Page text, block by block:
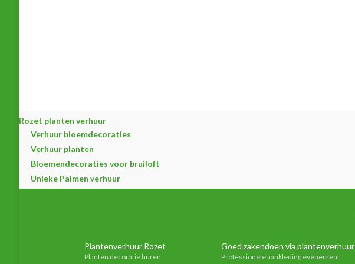
Rozet planten verhuur
Verhuur bloemdecoraties
Verhuur planten
Bloemendecoraties voor bruiloft
Unieke Palmen verhuur
Plantenverhuur Rozet
Planten decoratie huren
Goed zakendoen via plantenverhuur
Professionele aankleding evenement